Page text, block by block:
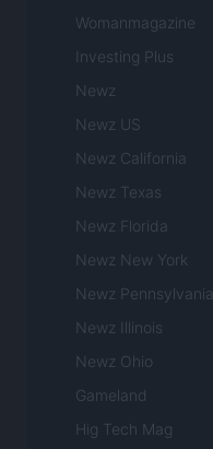
Womanmagazine
Investing Plus
Newz
Newz US
Newz California
Newz Texas
Newz Florida
Newz New York
Newz Pennsylvania
Newz Illinois
Newz Ohio
Gameland
Hig Tech Mag